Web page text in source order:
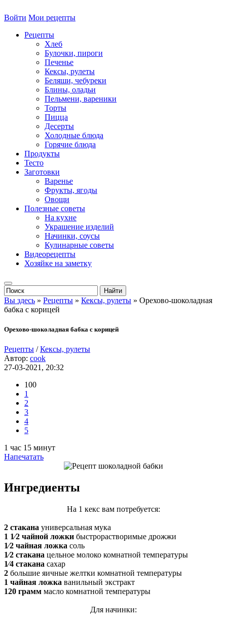
Войти Мои рецепты
Рецепты
Хлеб
Булочки, пироги
Печенье
Кексы, рулеты
Беляши, чебуреки
Блины, оладьи
Пельмени, вареники
Торты
Пицца
Десерты
Холодные блюда
Горячие блюда
Продукты
Тесто
Заготовки
Варенье
Фрукты, ягоды
Овощи
Полезные советы
На кухне
Украшение изделий
Начинки, соусы
Кулинарные советы
Видеорецепты
Хозяйке на заметку
Вы здесь » Рецепты » Кексы, рулеты » Орехово-шоколадная
бабка с корицей
Орехово-шоколадная бабка с корицей
Рецепты /Кексы, рулеты
Автор: cook
27-03-2021, 20:32
100
1
2
3
4
5
1 час 15 минут
Напечатать
Ингредиенты
На 1 кекс вам потребуется:
2 стакана универсальная мука
1 1⁄2 чайной ложки быстрорастворимые дрожжи
1⁄2 чайная ложка соль
1⁄2 стакана цельное молоко комнатной температуры
1⁄4 стакана сахар
2 большие яичные желтки комнатной температуры
1 чайная ложка ванильный экстракт
120 грамм масло комнатной температуры
Для начинки: